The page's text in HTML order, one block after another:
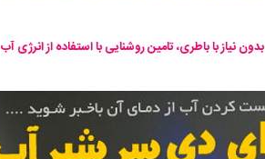
بدون نیاز با باطری، تامین روشنایی با استفاده از انرژی آب